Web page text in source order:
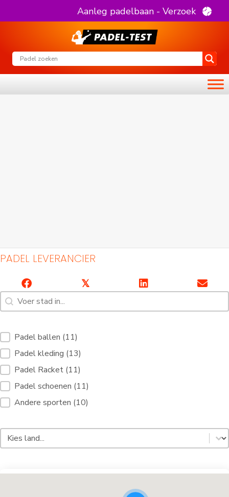
Aanleg padelbaan - Verzoek
PADEL LEVERANCIER
𝕏
Zoeken [7]
Inhoud zoeken
Filterdiensten Padelhoven [10]
Padel ballen (11)
Padel kleding (13)
Padel Racket (11)
Padel schoenen (11)
Andere sporten (10)
Padel Land Select [3]
Selecteer inhoud
Indoor Padelbanen